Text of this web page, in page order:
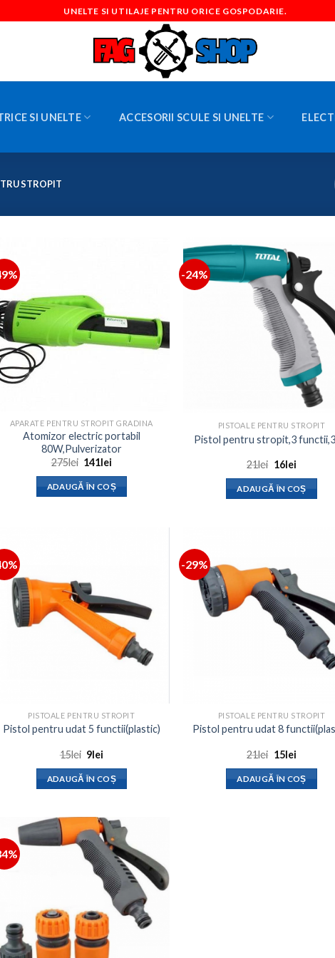
UNELTE SI UTILAJE PENTRU ORICE GOSPODARIE.
SI UNELTE ACCESORII SCULE SI UNELTE
STROPIT
APARATE PENTRU STROPIT GRADINA
Atomizor electric portabil
80W,Pulverizator
275lei Prețul
a
fost:
141leiPrețul
este:
141lei.
ADAUGĂ ÎN COȘ
-24%
PISTOALE PENTRU STROPIT
Pistol pentru stropit,3
21lei Prețul
a
fost:
16leiPrețul
este:
16lei.
ADAUGĂ ÎN COȘ
PISTOALE PENTRU STROPIT
Pistol pentru udat 5 functii(plastic)
15lei Prețul
a
fost:
9leiPrețul
este:
9lei.
ADAUGĂ ÎN COȘ
-29%
PISTOALE PENTRU STROPIT
Pistol pentru udat 8
21lei Prețul
a
fost:
15leiPrețul
este:
15lei.
ADAUGĂ ÎN COȘ